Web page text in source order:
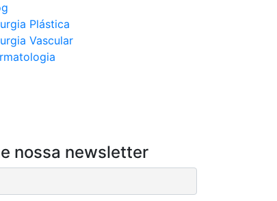
Plástica
Vascular
nossa newsletter